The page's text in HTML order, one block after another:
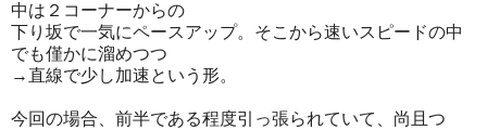
中は２コーナーからの
下り坂で一気にペースアップ。そこから速いスピードの中
でも僅かに溜めつつ
→直線で少し加速という形。
今回の場合、前半である程度引っ張られていて、尚且つ